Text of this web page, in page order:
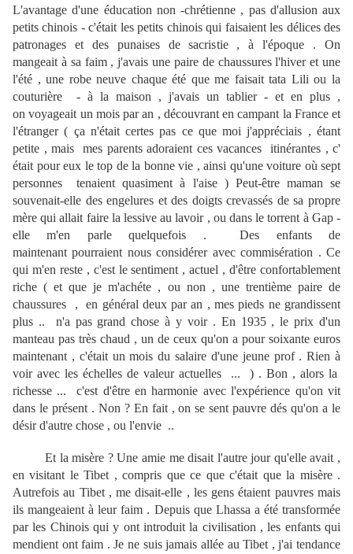
L'avantage d'une éducation non -chrétienne , pas d'allusion aux
petits chinois - c'était les petits chinois qui faisaient les délices des
patronages et des punaises de sacristie , à l'époque . On
mangeait à sa faim , j'avais une paire de chaussures l'hiver et une
l'été , une robe neuve chaque été que me faisait tata Lili ou la
couturière - à la maison , j'avais un tablier - et en plus ,
on voyageait un mois par an , découvrant en campant la France et
l'étranger ( ça n'était certes pas ce que moi j'appréciais , étant
petite , mais mes parents adoraient ces vacances itinérantes , c'
était pour eux le top de la bonne vie , ainsi qu'une voiture où sept
personnes tenaient quasiment à l'aise ) Peut-être maman se
souvenait-elle des engelures et des doigts crevassés de sa propre
mère qui allait faire la lessive au lavoir , ou dans le torrent à Gap -
elle m'en parle quelquefois . Des enfants de
maintenant pourraient nous considérer avec commisération . Ce
qui m'en reste , c'est le sentiment , actuel , d'être confortablement
riche ( et que je m'achéte , ou non , une trentième paire de
chaussures , en général deux par an , mes pieds ne grandissent
plus .. n'a pas grand chose à y voir . En 1935 , le prix d'un
manteau pas très chaud , un de ceux qu'on a pour soixante euros
maintenant , c'était un mois du salaire d'une jeune prof . Rien à
voir avec les échelles de valeur actuelles ... ) . Bon , alors la
richesse ... c'est d'être en harmonie avec l'expérience qu'on vit
dans le présent . Non ? En fait , on se sent pauvre dés qu'on a le
désir d'autre chose , ou l'envie ..
Et la misère ? Une amie me disait l'autre jour qu'elle avait ,
en visitant le Tibet , compris que ce que c'était que la misère .
Autrefois au Tibet , me disait-elle , les gens étaient pauvres mais
ils mangeaient à leur faim . Depuis que Lhassa a été transformée
par les Chinois qui y ont introduit la civilisation , les enfants qui
mendient ont faim . Je ne suis jamais allée au Tibet , j'ai tendance